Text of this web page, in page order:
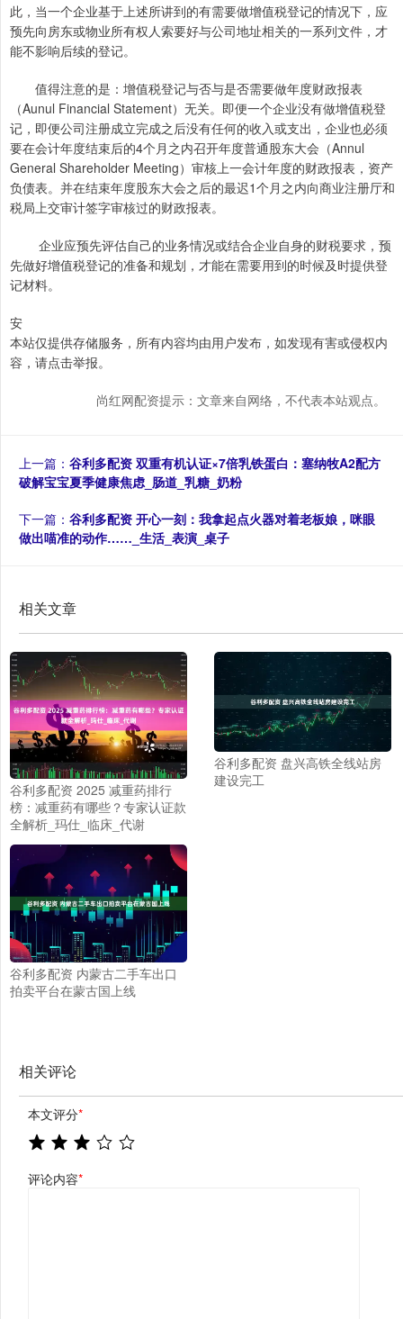
此，当一个企业基于上述所讲到的有需要做增值税登记的情况下，应
预先向房东或物业所有权人索要好与公司地址相关的一系列文件，才
能不影响后续的登记。
值得注意的是：增值税登记与否与是否需要做年度财政报表
（Aunul Financial Statement）无关。即便一个企业没有做增值税登
记，即便公司注册成立完成之后没有任何的收入或支出，企业也必须
要在会计年度结束后的4个月之内召开年度普通股东大会（Annul
General Shareholder Meeting）审核上一会计年度的财政报表，资产
负债表。并在结束年度股东大会之后的最迟1个月之内向商业注册厅和
税局上交审计签字审核过的财政报表。
企业应预先评估自己的业务情况或结合企业自身的财税要求，预
先做好增值税登记的准备和规划，才能在需要用到的时候及时提供登
记材料。
安
本站仅提供存储服务，所有内容均由用户发布，如发现有害或侵权内
容，请点击举报。
尚红网配资提示：文章来自网络，不代表本站观点。
上一篇： 谷利多配资 双重有机认证×7倍乳铁蛋白：塞纳牧A2配方
破解宝宝夏季健康焦虑_肠道_乳糖_奶粉
下一篇： 谷利多配资 开心一刻：我拿起点火器对着老板娘，咪眼
做出喵准的动作……_生活_表演_桌子
相关文章
谷利多配资 2025 减重药排行
榜：减重药有哪些？专家认证款
全解析_玛仕_临床_代谢
谷利多配资 盘兴高铁全线站房
建设完工
谷利多配资 内蒙古二手车出口
拍卖平台在蒙古国上线
相关评论
本文评分*
评论内容*